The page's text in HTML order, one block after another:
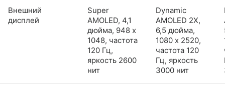
Внешний
дисплей
Super
AMOLED, 4,1
дюйма, 948 x
1048, частота
120 Гц,
яркость 2600
нит
Dynamic
AMOLED 2X,
6,5 дюйма,
1080 x 2520,
частота 120
Гц, яркость
3000 нит